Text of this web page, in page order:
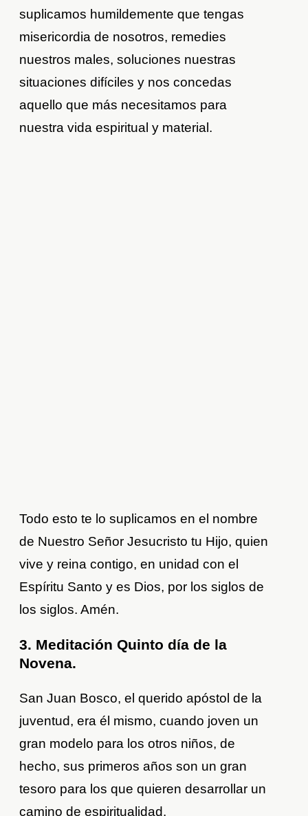
suplicamos humildemente que tengas
misericordia de nosotros, remedies
nuestros males, soluciones nuestras
situaciones difíciles y nos concedas
aquello que más necesitamos para
nuestra vida espiritual y material.
Todo esto te lo suplicamos en el nombre
de Nuestro Señor Jesucristo tu Hijo, quien
vive y reina contigo, en unidad con el
Espíritu Santo y es Dios, por los siglos de
los siglos. Amén.
3. Meditación Quinto día de la
Novena.
San Juan Bosco, el querido apóstol de la
juventud, era él mismo, cuando joven un
gran modelo para los otros niños, de
hecho, sus primeros años son un gran
tesoro para los que quieren desarrollar un
camino de espiritualidad.